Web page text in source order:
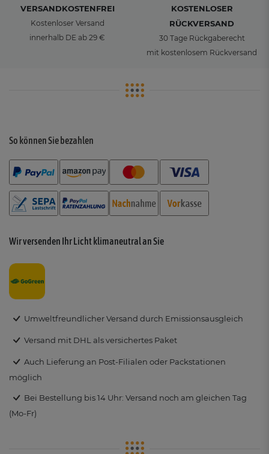
VERSANDKOSTENFREI
Kostenloser Versand
innerhalb DE ab 29 €
KOSTENLOSER
RÜCKVERSAND
30 Tage Rückgaberecht
mit kostenlosem Rückversand
So können Sie bezahlen
Wir versenden Ihr Licht klimaneutral an Sie
Umweltfreundlicher Versand durch Emissionsausgleich
Versand mit DHL als versichertes Paket
Auch Lieferung an Post-Filialen oder Packstationen
möglich
Bei Bestellung bis 14 Uhr: Versand noch am gleichen Tag
(Mo-Fr)